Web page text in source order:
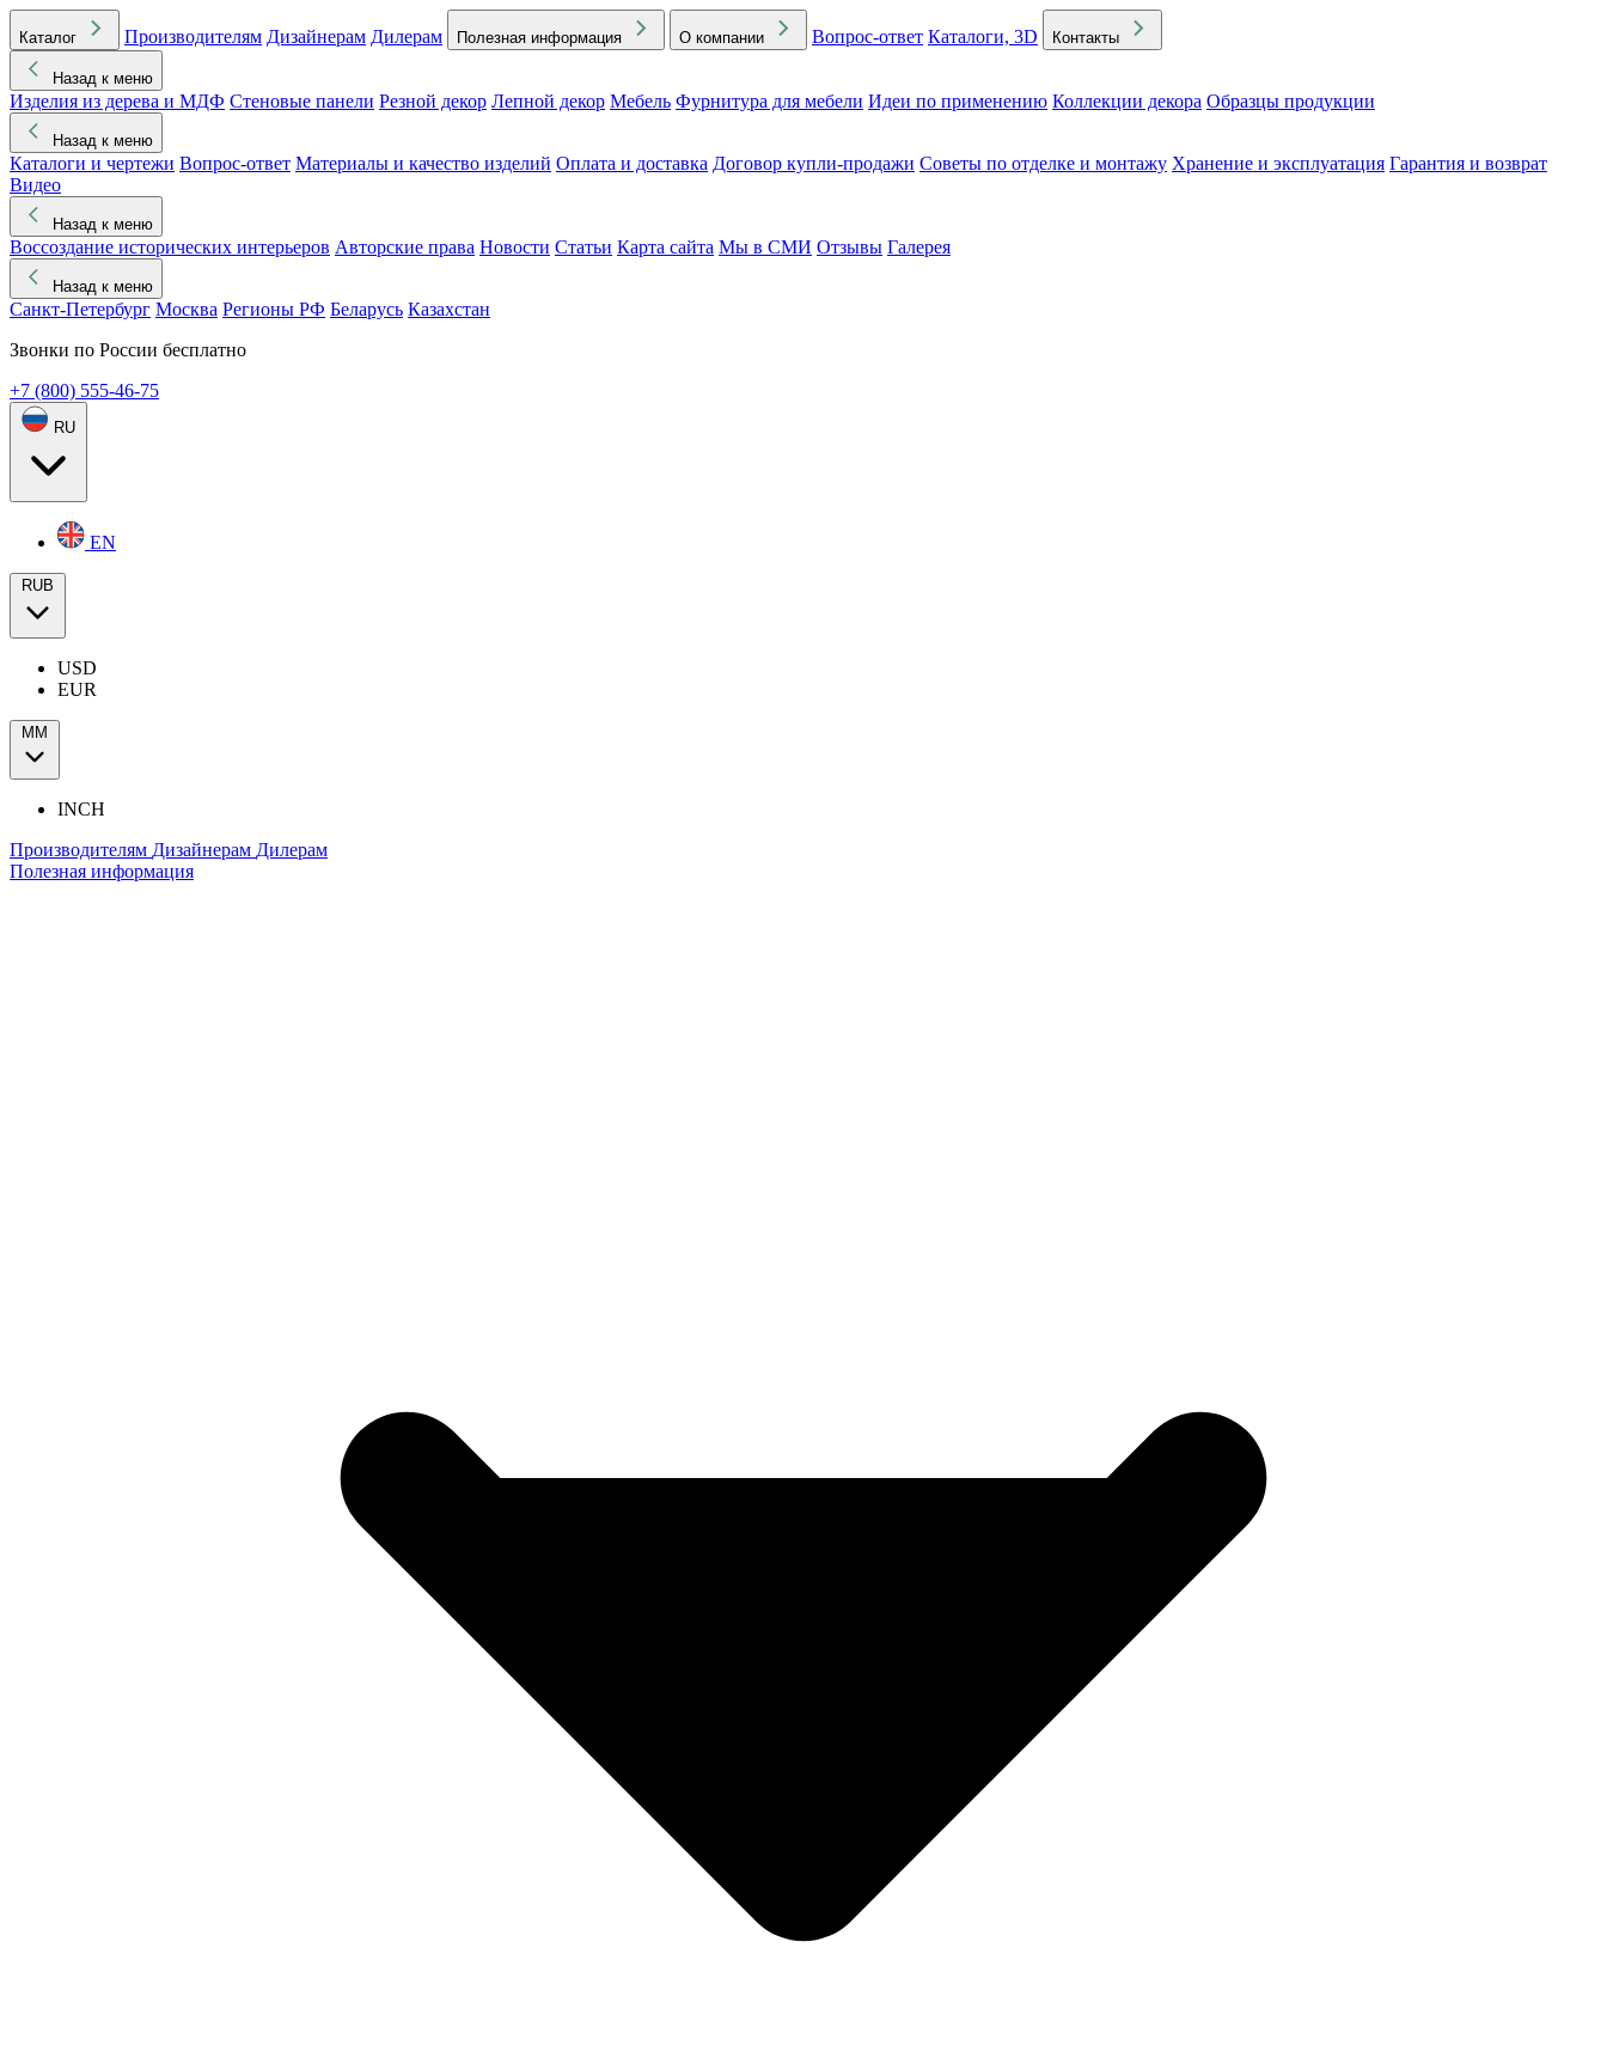
Каталог Производителям Дизайнерам Дилерам Полезная информация О компании Вопрос-ответ Каталоги, 3D Контакты
Назад к меню
Изделия из дерева и МДФ Стеновые панели Резной декор Лепной декор Мебель Фурнитура для мебели Идеи по применению Коллекции декора Образцы продукции
Назад к меню
Каталоги и чертежи Вопрос-ответ Материалы и качество изделий Оплата и доставка Договор купли-продажи Советы по отделке и монтажу Хранение и эксплуатация Гарантия и возврат
Видео
Назад к меню
Воссоздание исторических интерьеров Авторские права Новости Статьи Карта сайта Мы в СМИ Отзывы Галерея
Назад к меню
Санкт-Петербург Москва Регионы РФ Беларусь Казахстан
Звонки по России бесплатно
+7 (800) 555-46-75
RU
EN
RUB
USD
EUR
ММ
INCH
Производителям Дизайнерам Дилерам
Полезная информация